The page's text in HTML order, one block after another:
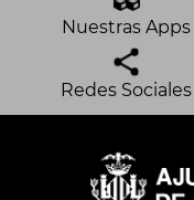
Nuestras Apps
Redes Sociales